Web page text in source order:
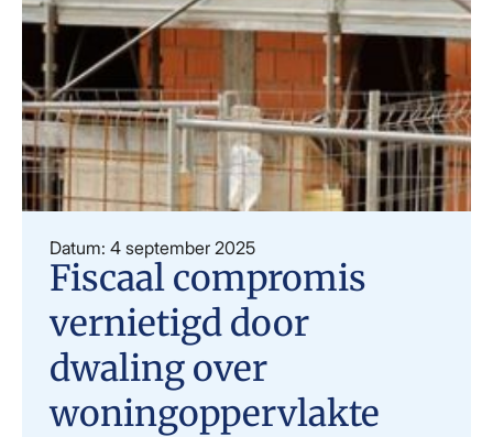
Datum: 4 september 2025
Fiscaal compromis
vernietigd door
dwaling over
woningoppervlakte